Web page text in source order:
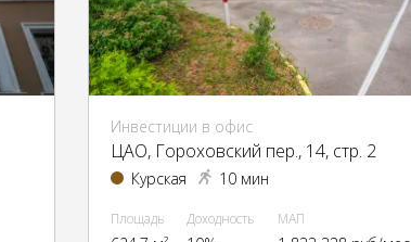
Инвестиции в офис
ЦАО, Гороховский пер., 14, стр. 2
Курская 10 мин
Площадь Доходность МАП